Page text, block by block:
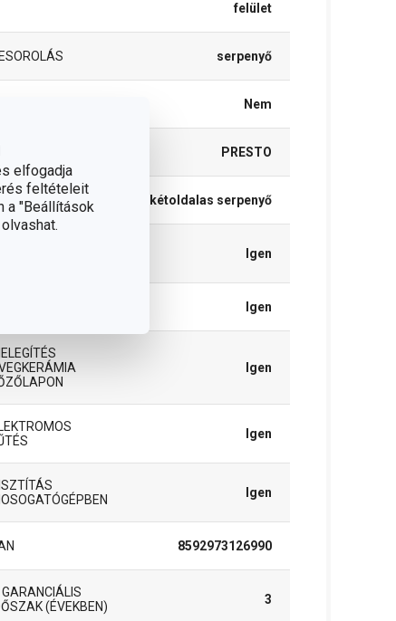
elfogadja
feltételeit
a "Beállítások
felület
serpenyő
Nem
PRESTO
kétoldalas serpenyő
Igen
Igen
Igen
Igen
Igen
8592973126990
(ÉVEKBEN)
3